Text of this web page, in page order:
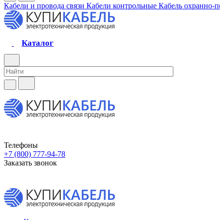
Кабели и провода связи Кабели контрольные Кабель охранно-
Каталог
Телефоны
+7 (800) 777-94-78
Заказать звонок